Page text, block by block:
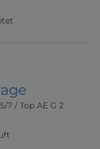
7 / Top AE G 2